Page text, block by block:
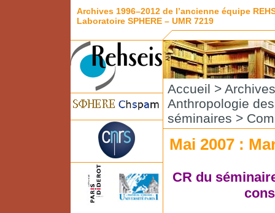
Archives 1996–2012 de l’ancienne équipe
Laboratoire SPHERE – UMR 7219
Accueil > Archives
Anthropologie
séminaires >
Mai 2007 :
CR du